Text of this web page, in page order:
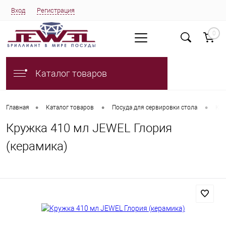
Вход Регистрация
0
Каталог товаров
Главная • Каталог товаров • Посуда для сервировки стола •
Кружка 410 мл JEWEL Глория
(керамика)